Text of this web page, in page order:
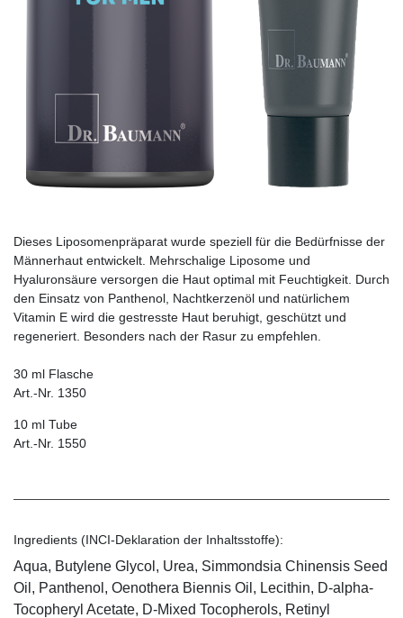
Dieses Liposomenpräparat wurde speziell für die Bedürfnisse der
Männerhaut entwickelt. Mehrschalige Liposome und
Hyaluronsäure versorgen die Haut optimal mit Feuchtigkeit. Durch
den Einsatz von Panthenol, Nachtkerzenöl und natürlichem
Vitamin E wird die gestresste Haut beruhigt, geschützt und
regeneriert. Besonders nach der Rasur zu empfehlen.
30 ml Flasche
Art.-Nr. 1350
10 ml Tube
Art.-Nr. 1550
Ingredients (INCI-Deklaration der Inhaltsstoffe):
Aqua, Butylene Glycol, Urea, Simmondsia Chinensis Seed
Oil, Panthenol, Oenothera Biennis Oil, Lecithin, D-alpha-
Tocopheryl Acetate, D-Mixed Tocopherols, Retinyl